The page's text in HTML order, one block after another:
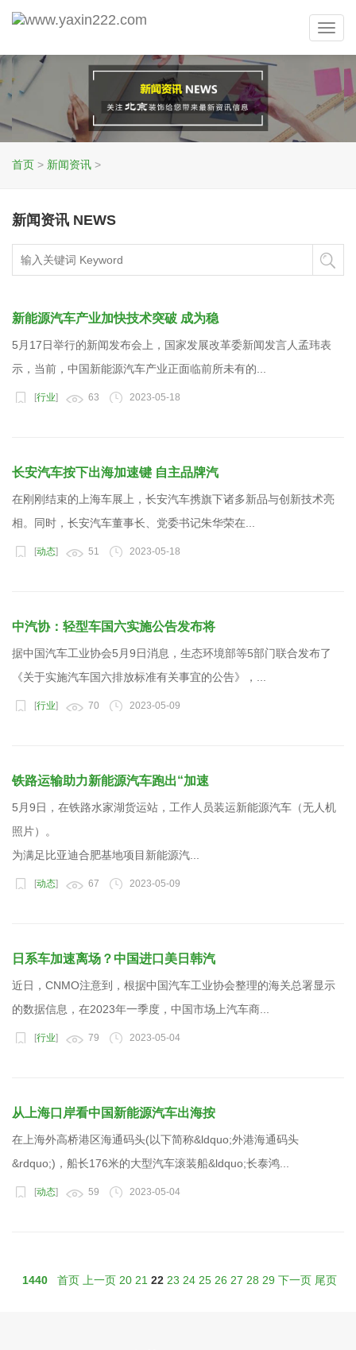
首页 > 新闻资讯 >
新闻资讯 NEWS
新能源汽车产业加快技术突破 成为稳
5月17日举行的新闻发布会上，国家发展改革委新闻发言人孟玮表
示，当前，中国新能源汽车产业正面临前所未有的...
[行业] 63 2023-05-18
长安汽车按下出海加速键 自主品牌汽
在刚刚结束的上海车展上，长安汽车携旗下诸多新品与创新技术亮
相。同时，长安汽车董事长、党委书记朱华荣在...
[动态] 51 2023-05-18
中汽协：轻型车国六实施公告发布将
据中国汽车工业协会5月9日消息，生态环境部等5部门联合发布了
《关于实施汽车国六排放标准有关事宜的公告》，...
[行业] 70 2023-05-09
铁路运输助力新能源汽车跑出“加速
5月9日，在铁路水家湖货运站，工作人员装运新能源汽车（无人机
照片）。
为满足比亚迪合肥基地项目新能源汽...
[动态] 67 2023-05-09
日系车加速离场？中国进口美日韩汽
近日，CNMO注意到，根据中国汽车工业协会整理的海关总署显示
的数据信息，在2023年一季度，中国市场上汽车商...
[行业] 79 2023-05-04
从上海口岸看中国新能源汽车出海按
在上海外高桥港区海通码头(以下简称&ldquo;外港海通码头
&rdquo;)，船长176米的大型汽车滚装船&ldquo;长泰鸿...
[动态] 59 2023-05-04
1440 首页 上一页 20 21 22 23 24 25 26 27 28 29 下一页 尾页